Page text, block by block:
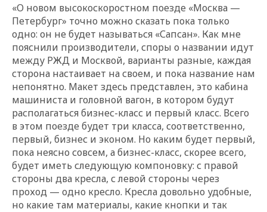
«О новом высокоскоростном поезде «Москва —
Петербург» точно можно сказать пока только
одно: он не будет называться «Сапсан». Как мне
пояснили производители, споры о названии идут
между РЖД и Москвой, варианты разные, каждая
сторона настаивает на своем, и пока название нам
непонятно. Макет здесь представлен, это кабина
машиниста и головной вагон, в котором будут
располагаться бизнес-класс и первый класс. Всего
в этом поезде будет три класса, соответственно,
первый, бизнес и эконом. Но каким будет первый,
пока неясно совсем, а бизнес-класс, скорее всего,
будет иметь следующую компоновку: с правой
стороны два кресла, с левой стороны через
проход — одно кресло. Кресла довольно удобные,
но какие там материалы, какие кнопки и так